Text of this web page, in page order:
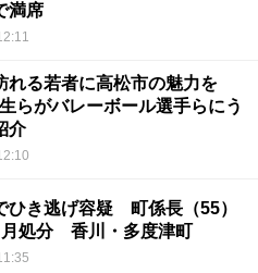
満席
れる若者に高松市の魅力を
らがバレーボール選手らにう
介
ひき逃げ容疑 町係長（55）
月処分 香川・多度津町